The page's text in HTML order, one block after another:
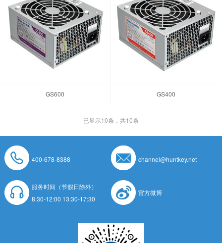
GS600 GS400
已显示10条，共10条
400-678-8388 channel@huntkey.net
服务时间（节假日除外）
8:30-12:00 13:30-17:30
官方微博